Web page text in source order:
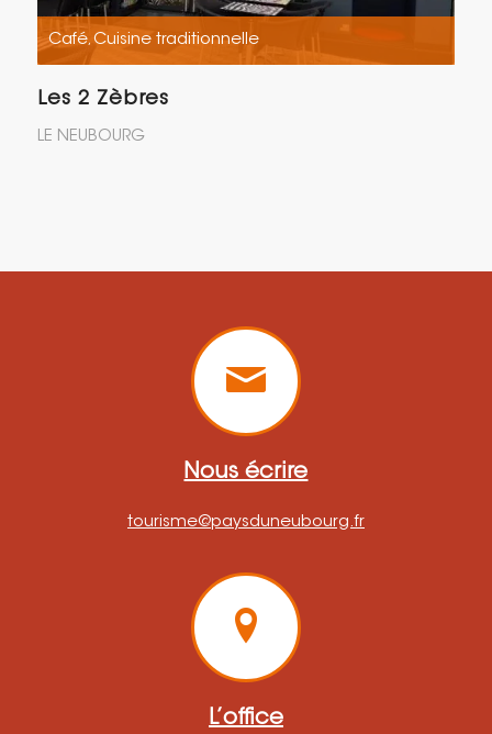
Café, Cuisine traditionnelle
Les 2 Zèbres
LE NEUBOURG
Nous écrire
tourisme@paysduneubourg.fr
L’office